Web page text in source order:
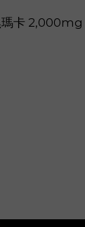
卡 2,000mg